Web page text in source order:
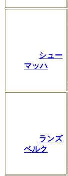
シュー
マッハ
ランズ
ベルク